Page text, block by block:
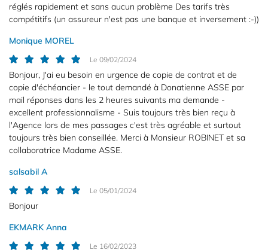
Rafraîchir le captcha
l'adresse email indiqué ci-dessus. Vous pouvez vous désinscrire à tout moment en
Inscription
réglés rapidement et sans aucun problème Des tarifs très
compétitifs (un assureur n'est pas une banque et inversement :-))
Monique MOREL
Le 09/02/2024
Bonjour, J'ai eu besoin en urgence de copie de contrat et de
copie d'échéancier - le tout demandé à Donatienne ASSE par
mail réponses dans les 2 heures suivants ma demande -
excellent professionnalisme - Suis toujours très bien reçu à
l'Agence lors de mes passages c'est très agréable et surtout
toujours très bien conseillée. Merci à Monsieur ROBINET et sa
collaboratrice Madame ASSE.
salsabil A
Le 05/01/2024
Bonjour
EKMARK Anna
Le 16/02/2023